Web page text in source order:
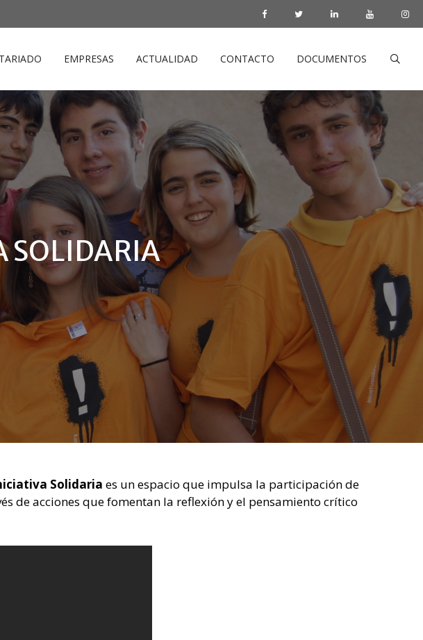
EMPRESAS ACTUALIDAD CONTACTO DOCUMENTOS
SOLIDARIA
Solidaria es un espacio que impulsa la participación de
de acciones que fomentan la reflexión y el pensamiento crítico